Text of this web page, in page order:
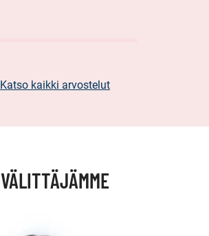
Katso kaikki arvostelut
VÄLITTÄJÄMME